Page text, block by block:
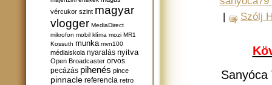
vércukor szint magyar
vlogger MediaDirect
mikrofon mobil klíma mozi MR1
Kossuth munka mvn100
médiaiskola nyaralás nyitva
Open Broadcaster orvos
pecázás pihenés pince
pinnacle referencia retro
|
Szólj
Sanyóca